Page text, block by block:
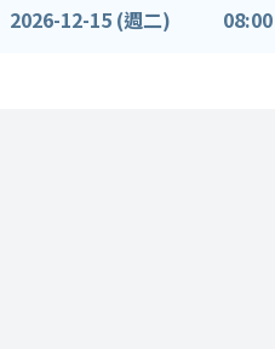
2026-12-15 (週二) 08:00